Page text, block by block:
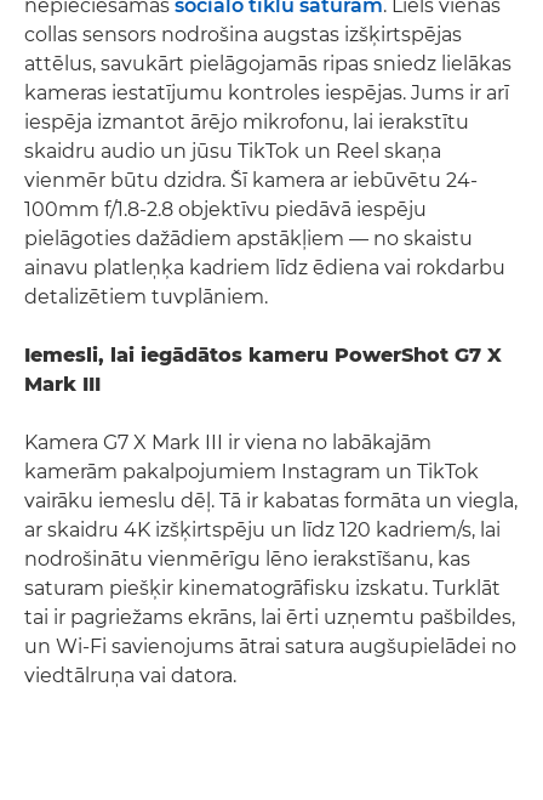
nepieciešamas sociālo tīklu saturam. Liels vienas
collas sensors nodrošina augstas izšķirtspējas
attēlus, savukārt pielāgojamās ripas sniedz lielākas
kameras iestatījumu kontroles iespējas. Jums ir arī
iespēja izmantot ārējo mikrofonu, lai ierakstītu
skaidru audio un jūsu TikTok un Reel skaņa
vienmēr būtu dzidra. Šī kamera ar iebūvētu 24-
100mm f/1.8-2.8 objektīvu piedāvā iespēju
pielāgoties dažādiem apstākļiem — no skaistu
ainavu platleņķa kadriem līdz ēdiena vai rokdarbu
detalizētiem tuvplāniem.
Iemesli, lai iegādātos kameru PowerShot G7 X
Mark III
Kamera G7 X Mark III ir viena no labākajām
kamerām pakalpojumiem Instagram un TikTok
vairāku iemeslu dēļ. Tā ir kabatas formāta un viegla,
ar skaidru 4K izšķirtspēju un līdz 120 kadriem/s, lai
nodrošinātu vienmērīgu lēno ierakstīšanu, kas
saturam piešķir kinematogrāfisku izskatu. Turklāt
tai ir pagriežams ekrāns, lai ērti uzņemtu pašbildes,
un Wi-Fi savienojums ātrai satura augšupielādei no
viedtālruņa vai datora.